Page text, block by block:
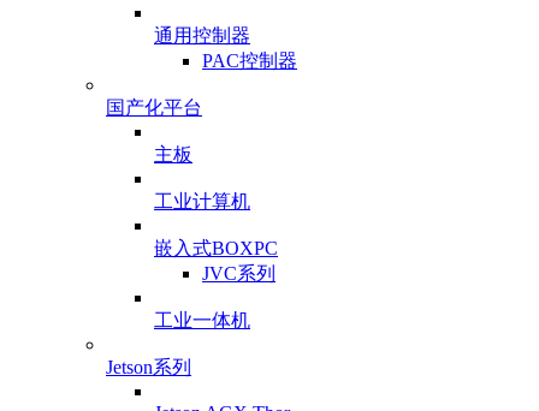
通用控制器
PAC控制器
国产化平台
主板
工业计算机
嵌入式BOXPC
JVC系列
工业一体机
Jetson系列